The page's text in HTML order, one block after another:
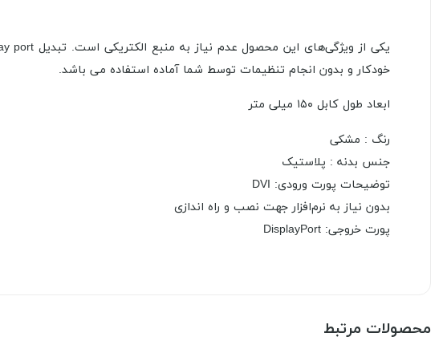
خودکار و بدون انجام تنظیمات توسط شما آماده استفاده می‌ باشد.
ابعاد طول کابل ۱۵۰ میلی متر
رنگ : مشکی
جنس بدنه : پلاستیک
توضیحات پورت ورودی: DVI
بدون نیاز به نرم‌افزار جهت نصب و راه اندازی
پورت خروجی: DisplayPort
محصولات مرتبط